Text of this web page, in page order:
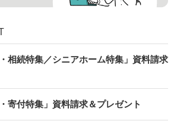
相続特集／シニアホーム特集」資料請求
寄付特集」資料請求＆プレゼント